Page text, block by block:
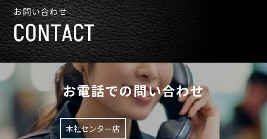
お問い合わせ
CONTACT
お電話での問い合わせ
本社センター店